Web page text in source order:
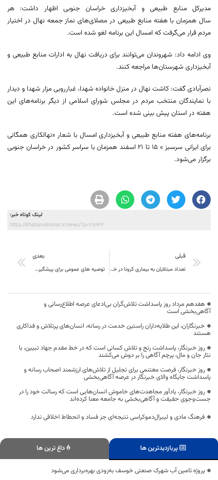
مدیرکل منابع طبیعی و آبخیزداری خراسان جنوبی اظهار داشت: هر
سال همزمان با هفته منابع طبیعی در مصلای‌های نماز جمعه نهال در اختیار
مردم قرار می‌گرفت که امسال این برنامه لغو شده است.
وی ادامه داد: شهروندان می‌توانند برای دریافت نهال به ادارات منابع طبیعی و
آبخیزداری شهرستان‌ها مراجعه کنند.
نصرآبادی گفت: کاشت نهال در منزل خانواده شهدا، غبارروبی مزار شهدا و دیدار
با نمایندگان منتخب مردم در مجلس شورای اسلامی از دیگر برنامه‌های این
هفته در استان پیش بینی شده است.
برنامه‌های هفته منابع طبیعی و آبخیزداری امسال با شعار «نهالکاری همگانی
برای ایرانی سرسبز » ۱۵ تا ۲۱ اسفند همزمان با سراسر کشور در خراسان جنوبی
برگزار می‌شود.
لینک کوتاه خبر:
https://khabarvahonar.ir/news/?p=35944
قبلی
تعداد مبتلایان به بیماری کرونا در خراسان جنوبی به 5 نفر رسید
بعدی
توصیه ­های عمومی برای پیشگیری از ابتلا به کرونا در کارگاه­های کشور
هفدهم مرداد روز پاسداشت تلاش‌گران بی‌ادعای عرصه اطلاع‌رسانی و
آگاهی‌بخشی است
خبرنگاران، این طلایه‌داران راستین خدمت در رسانه، انسان‌های پرتلاش و فداکاری
هستند
روز خبرنگار، پاسداشت رنج و تلاش کسانی است که در خط مقدم جهاد تبیین، با
نثار جان و مال، پرچم آگاهی را بر دوش می‌کشند
روز خبرنگار، فرصت مغتنمی برای تجلیل از تلاش‌های ارزشمند اصحاب رسانه و
پاسداشت جایگاه والای خبرنگار در عرصه آگاهی‌بخشی
روز خبرنگار، یادآور مجاهدت‌های خاموش انسان‌هایی است که رسالت خود را در
جست‌وجوی حقیقت و آگاهی‌بخشی به جامعه معنا کرده‌اند
فرهنگ مادی و لیبرال‌دموکراسی نتیجه‌ای جز فساد و انحطاط اخلاقی ندارد
پربازدیدترین ها داغ ترین ها
پروژه تامین آب شهرک صنعتی خوسف به‌زودی بهره‌برداری می‌شود